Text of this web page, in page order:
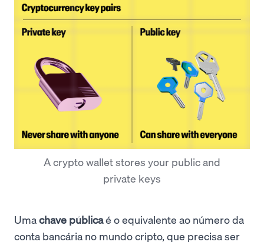
A crypto wallet stores your public and
private keys
Umachave públicaé o equivalente ao número da
conta bancária no mundo cripto, que precisa ser